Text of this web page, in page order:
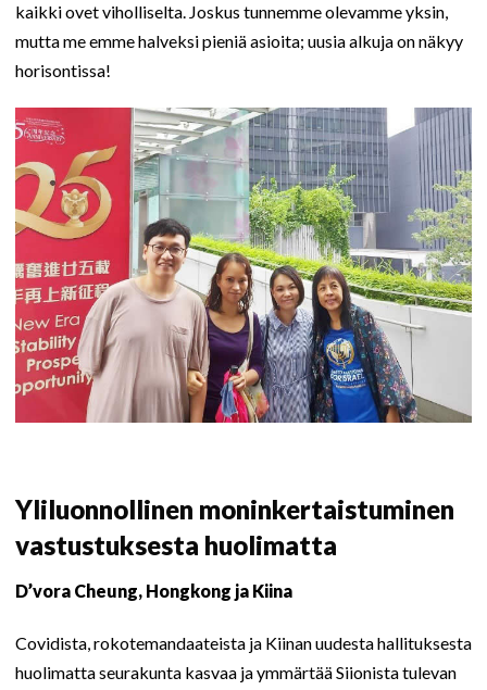
kaikki ovet viholliselta. Joskus tunnemme olevamme yksin,
mutta me emme halveksi pieniä asioita; uusia alkuja on näkyy
horisontissa!
Yliluonnollinen moninkertaistuminen
vastustuksesta huolimatta
D’vora Cheung, Hongkong ja Kiina
Covidista, rokotemandaateista ja Kiinan uudesta hallituksesta
huolimatta seurakunta kasvaa ja ymmärtää Siionista tulevan